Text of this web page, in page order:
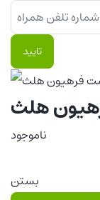
تایید
هلث
ناموجود
بستن